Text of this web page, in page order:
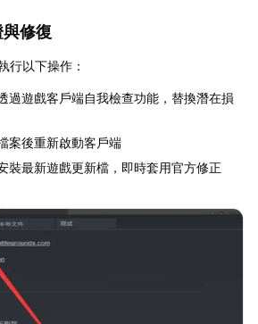
修復
行以下操作：
過遊戲客戶端自我檢查功能，替換潛在損
案後重新啟動客戶端
裝最新遊戲更新檔，即時套用官方修正